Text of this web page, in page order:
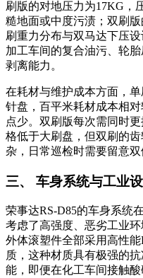
刷版的对地压力为17KG，
糙地面或中度污渍；双刷
刷重力分布与双马达下压
加工车间的复合油污、轮
剥离能力。
在耗材与维护成本方面，
针盘，百平米耗材成本相
点少。双刷版每次需同时
格低于大刷盘，但双刷的
杂，日常巡检时需要留意双
三、 车身系统与工业
荣事达RS-D85的车身系统
考虑了高强度、恶劣工业
外体滚塑件全部采用高性
质，这种材质具有极强的
能，即便在化工车间接触